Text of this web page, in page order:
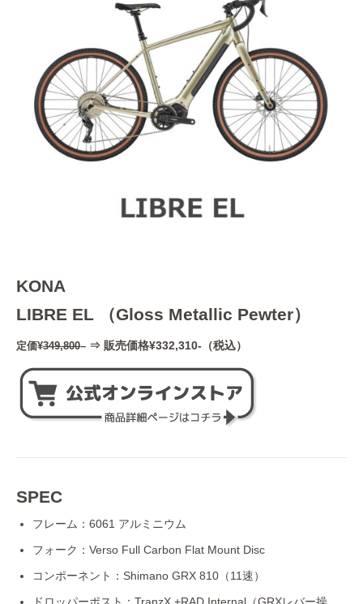
KONA
LIBRE EL （Gloss Metallic Pewter）
定価¥349,800– ⇒ 販売価格¥332,310-（税込）
SPEC
フレーム：6061 アルミニウム
フォーク：Verso Full Carbon Flat Mount Disc
コンポーネント：Shimano GRX 810（11速）